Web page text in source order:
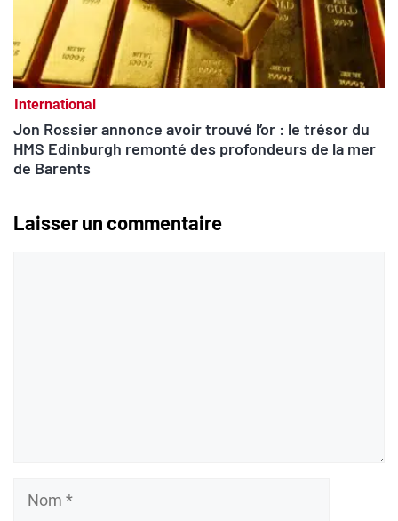
International
Jon Rossier annonce avoir trouvé l’or : le trésor du
HMS Edinburgh remonté des profondeurs de la mer
de Barents
Laisser un commentaire